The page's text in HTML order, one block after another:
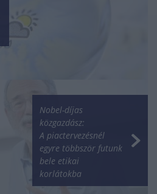
Nobel-díjas
közgazdász:
A piactervezésnél
egyre többször futunk
bele etikai
korlátokba